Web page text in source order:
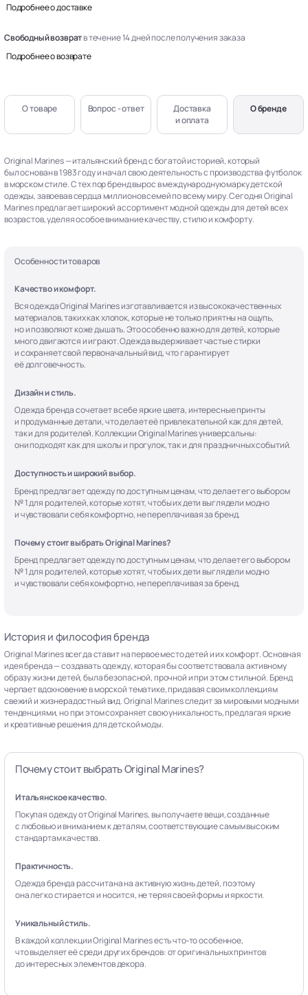
Подробнее о доставке
Свободный возвратв течение 14 дней после получения заказа
Подробнее о возврате
О товаре Вопрос - ответ
Доставка
и оплата
О бренде
Original Marines — итальянский бренд с богатой историей, который
был основан в 1983 году и начал свою деятельность с производства футболок
в морском стиле. С тех пор бренд вырос в международную марку детской
одежды, завоевав сердца миллионов семей по всему миру. Сегодня Original
Marines предлагает широкий ассортимент модной одежды для детей всех
возрастов, уделяя особое внимание качеству, стилю и комфорту.
Особенности товаров
Качество и комфорт.
Вся одежда Original Marines изготавливается из высококачественных
материалов, таких как хлопок, которые не только приятны на ощупь,
но и позволяют коже дышать. Это особенно важно для детей, которые
много двигаются и играют. Одежда выдерживает частые стирки
и сохраняет свой первоначальный вид, что гарантирует
её долговечность.
Дизайн и стиль.
Одежда бренда сочетает в себе яркие цвета, интересные принты
и продуманные детали, что делает её привлекательной как для детей,
так и для родителей. Коллекции Original Marines универсальны:
они подходят как для школы и прогулок, так и для праздничных событий.
Доступность и широкий выбор.
Бренд предлагает одежду по доступным ценам, что делает его выбором
№ 1 для родителей, которые хотят, чтобы их дети выглядели модно
и чувствовали себя комфортно, не переплачивая за бренд.
Почему стоит выбрать Original Marines?
Бренд предлагает одежду по доступным ценам, что делает его выбором
№ 1 для родителей, которые хотят, чтобы их дети выглядели модно
и чувствовали себя комфортно, не переплачивая за бренд.
История и философия бренда
Original Marines всегда ставит на первое место детей и их комфорт. Основная
идея бренда — создавать одежду, которая бы соответствовала активному
образу жизни детей, была безопасной, прочной и при этом стильной. Бренд
черпает вдохновение в морской тематике, придавая своим коллекциям
свежий и жизнерадостный вид. Original Marines следит за мировыми модными
тенденциями, но при этом сохраняет свою уникальность, предлагая яркие
и креативные решения для детской моды.
Почему стоит выбрать Original Marines?
Итальянское качество.
Покупая одежду от Original Marines, вы получаете вещи, созданные
с любовью и вниманием к деталям, соответствующие самым высоким
стандартам качества.
Практичность.
Одежда бренда рассчитана на активную жизнь детей, поэтому
она легко стирается и носится, не теряя своей формы и яркости.
Уникальный стиль.
В каждой коллекции Original Marines есть что‑то особенное,
что выделяет её среди других брендов: от оригинальных принтов
до интересных элементов декора.